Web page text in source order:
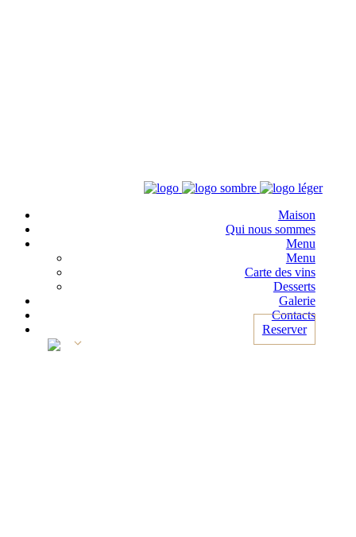
Maison
Qui nous sommes
Menu
Menu
Carte des vins
Desserts
Galerie
Contacts
Reserver